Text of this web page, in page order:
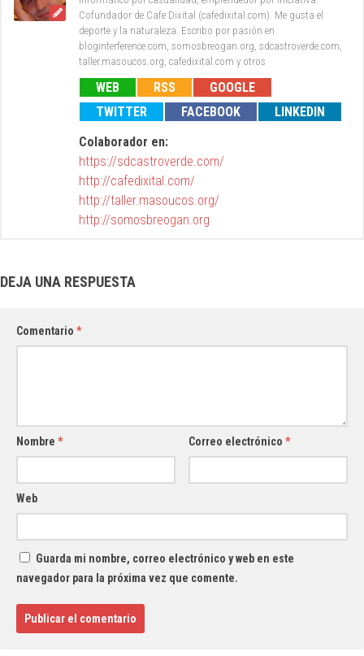
Cofundador de Cafe Dixital (cafedixital.com). Me gusta el
deporte y la naturaleza. Escribo por pasión en
bloginterference.com, somosbreogan.org, sdcastroverde.com,
taller.masoucos.org, cafedixital.com y otros
WEB RSS
GOOGLE
TWITTER
FACEBOOK
LINKEDIN
Colaborador en:
https://sdcastroverde.com/
http://cafedixital.com/
http://taller.masoucos.org/
http://somosbreogan.org
DEJA UNA RESPUESTA
Comentario *
Nombre * Correo electrónico*
Web
Guarda mi nombre, correo electrónico y web en este
navegador para la próxima vez que comente.